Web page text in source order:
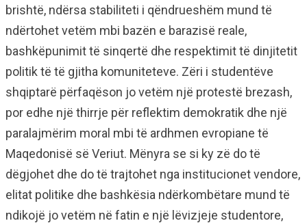
brishtë, ndërsa stabiliteti i qëndrueshëm mund të
ndërtohet vetëm mbi bazën e barazisë reale,
bashkëpunimit të sinqertë dhe respektimit të dinjitetit
politik të të gjitha komuniteteve. Zëri i studentëve
shqiptarë përfaqëson jo vetëm një protestë brezash,
por edhe një thirrje për reflektim demokratik dhe një
paralajmërim moral mbi të ardhmen evropiane të
Maqedonisë së Veriut. Mënyra se si ky zë do të
dëgjohet dhe do të trajtohet nga institucionet vendore,
elitat politike dhe bashkësia ndërkombëtare mund të
ndikojë jo vetëm në fatin e një lëvizjeje studentore,